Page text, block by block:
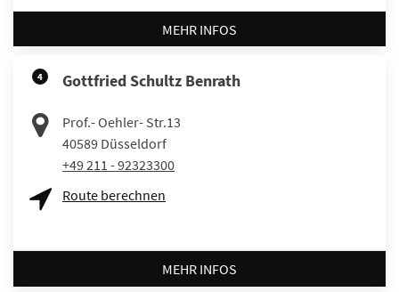
MEHR INFOS
4 Gottfried Schultz Benrath
Prof.- Oehler- Str.13
40589 Düsseldorf
+49 211 - 92323300
Route berechnen
MEHR INFOS